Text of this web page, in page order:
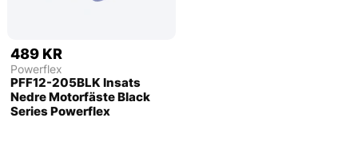
489 KR
Powerflex
PFF12-205BLK Insats
Nedre Motorfäste Black
Series Powerflex